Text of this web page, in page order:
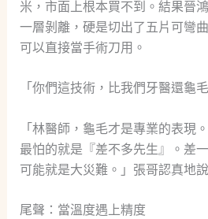
米，市面上根本買不到。結果晉
一層剝離，硬是切出了五片可彎
可以直接當手術刀用。
「你們這技術，比我們牙醫還龜
「林醫師，龜毛才是專業的表現
最怕的就是『差不多先生』。差
可能就是大災難。」張哥認真地說
尾聲：當溫度遇上精度